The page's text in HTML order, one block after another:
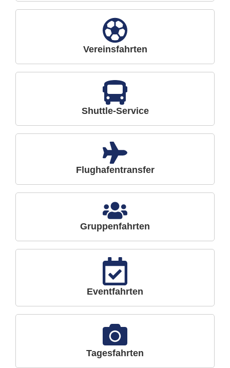
Vereinsfahrten
Shuttle-Service
Flughafentransfer
Gruppenfahrten
Eventfahrten
Tagesfahrten